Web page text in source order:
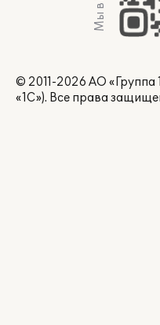
© 2011-2026 АО
«1С»). Все права